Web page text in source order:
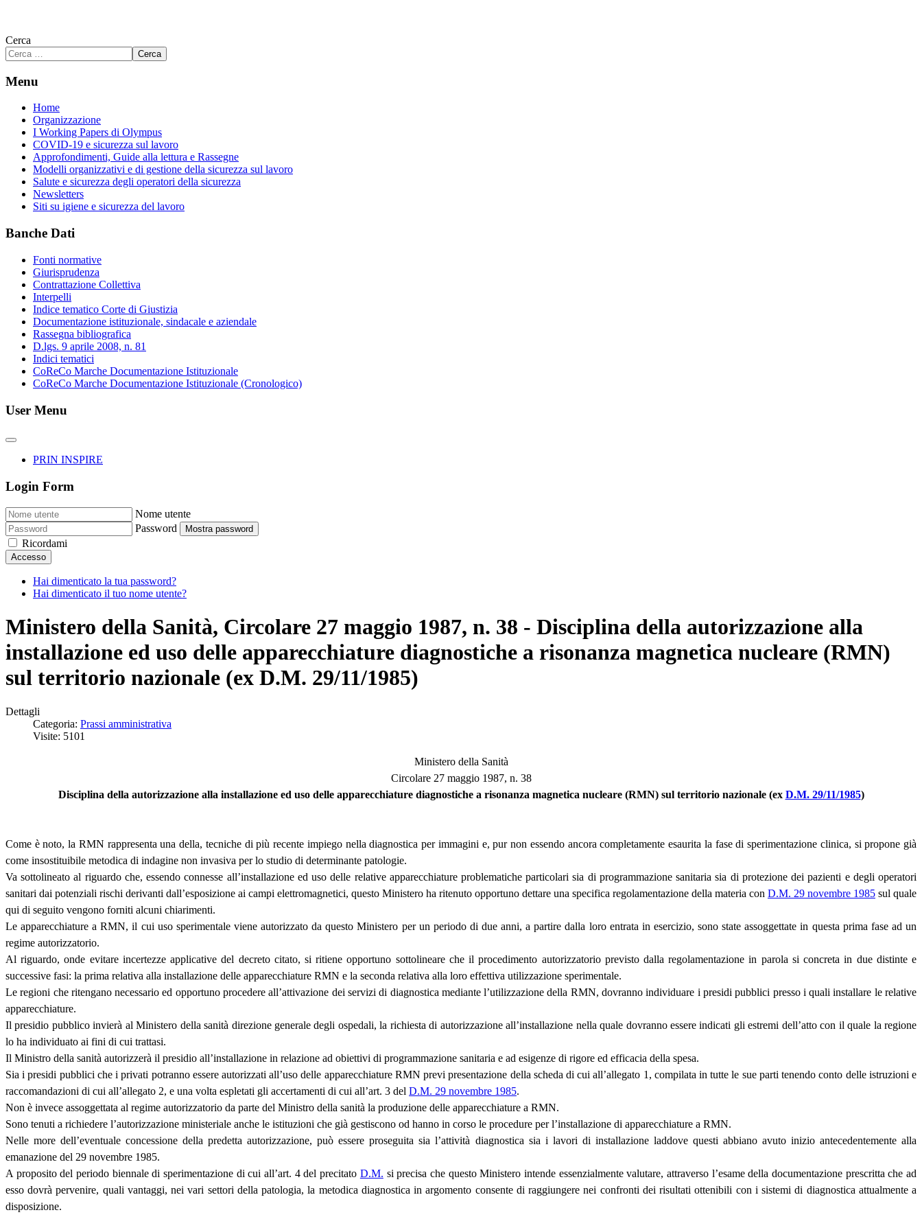
Cerca
Cerca
Menu
Home
Organizzazione
I Working Papers di Olympus
COVID-19 e sicurezza sul lavoro
Approfondimenti, Guide alla lettura e Rassegne
Modelli organizzativi e di gestione della sicurezza sul lavoro
Salute e sicurezza degli operatori della sicurezza
Newsletters
Siti su igiene e sicurezza del lavoro
Banche Dati
Fonti normative
Giurisprudenza
Contrattazione Collettiva
Interpelli
Indice tematico Corte di Giustizia
Documentazione istituzionale, sindacale e aziendale
Rassegna bibliografica
D.lgs. 9 aprile 2008, n. 81
Indici tematici
CoReCo Marche Documentazione Istituzionale
CoReCo Marche Documentazione Istituzionale (Cronologico)
User Menu
PRIN INSPIRE
Login Form
Nome utente
Password
Mostra password
Ricordami
Accesso
Hai dimenticato la tua password?
Hai dimenticato il tuo nome utente?
Ministero della Sanità, Circolare 27 maggio 1987, n. 38 - Disciplina della autorizzazione alla
installazione ed uso delle apparecchiature diagnostiche a risonanza magnetica nucleare (RMN)
sul territorio nazionale (ex D.M. 29/11/1985)
Dettagli
Categoria: Prassi amministrativa
Visite: 5101
Ministero della Sanità
Circolare 27 maggio 1987, n. 38
Disciplina della autorizzazione alla installazione ed uso delle apparecchiature diagnostiche a risonanza magnetica nucleare (RMN) sul territorio nazionale (ex D.M. 29/11/1985)
Come è noto, la RMN rappresenta una della, tecniche di più recente impiego nella diagnostica per immagini e, pur non essendo ancora completamente esaurita la fase di sperimentazione clinica, si propone già
come insostituibile metodica di indagine non invasiva per lo studio di determinante patologie.
Va sottolineato al riguardo che, essendo connesse all’installazione ed uso delle relative apparecchiature problematiche particolari sia di programmazione sanitaria sia di protezione dei pazienti e degli operatori
sanitari dai potenziali rischi derivanti dall’esposizione ai campi elettromagnetici, questo Ministero ha ritenuto opportuno dettare una specifica regolamentazione della materia con D.M. 29 novembre 1985 sul quale
qui di seguito vengono forniti alcuni chiarimenti.
Le apparecchiature a RMN, il cui uso sperimentale viene autorizzato da questo Ministero per un periodo di due anni, a partire dalla loro entrata in esercizio, sono state assoggettate in questa prima fase ad un
regime autorizzatorio.
Al riguardo, onde evitare incertezze applicative del decreto citato, si ritiene opportuno sottolineare che il procedimento autorizzatorio previsto dalla regolamentazione in parola si concreta in due distinte e
successive fasi: la prima relativa alla installazione delle apparecchiature RMN e la seconda relativa alla loro effettiva utilizzazione sperimentale.
Le regioni che ritengano necessario ed opportuno procedere all’attivazione dei servizi di diagnostica mediante l’utilizzazione della RMN, dovranno individuare i presidi pubblici presso i quali installare le relative
apparecchiature.
Il presidio pubblico invierà al Ministero della sanità direzione generale degli ospedali, la richiesta di autorizzazione all’installazione nella quale dovranno essere indicati gli estremi dell’atto con il quale la regione
lo ha individuato ai fini di cui trattasi.
Il Ministro della sanità autorizzerà il presidio all’installazione in relazione ad obiettivi di programmazione sanitaria e ad esigenze di rigore ed efficacia della spesa.
Sia i presidi pubblici che i privati potranno essere autorizzati all’uso delle apparecchiature RMN previ presentazione della scheda di cui all’allegato 1, compilata in tutte le sue parti tenendo conto delle istruzioni e
raccomandazioni di cui all’allegato 2, e una volta espletati gli accertamenti di cui all’art. 3 del D.M. 29 novembre 1985.
Non è invece assoggettata al regime autorizzatorio da parte del Ministro della sanità la produzione delle apparecchiature a RMN.
Sono tenuti a richiedere l’autorizzazione ministeriale anche le istituzioni che già gestiscono od hanno in corso le procedure per l’installazione di apparecchiature a RMN.
Nelle more dell’eventuale concessione della predetta autorizzazione, può essere proseguita sia l’attività diagnostica sia i lavori di installazione laddove questi abbiano avuto inizio antecedentemente alla
emanazione del 29 novembre 1985.
A proposito del periodo biennale di sperimentazione di cui all’art. 4 del precitato D.M. si precisa che questo Ministero intende essenzialmente valutare, attraverso l’esame della documentazione prescritta che ad
esso dovrà pervenire, quali vantaggi, nei vari settori della patologia, la metodica diagnostica in argomento consente di raggiungere nei confronti dei risultati ottenibili con i sistemi di diagnostica attualmente a
disposizione.